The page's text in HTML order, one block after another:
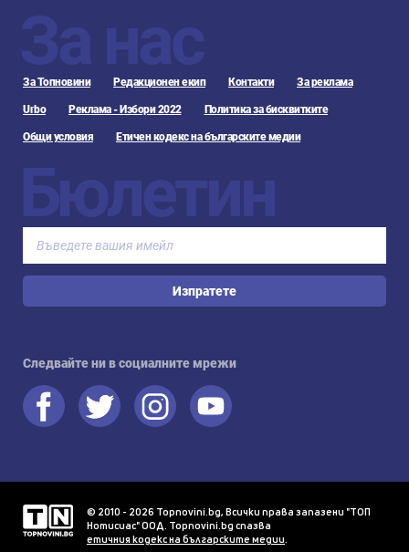
За нас
За Топновини Редакционен екип Контакти За реклама
Urbo Реклама - Избори 2022 Политика за бисквитките
Общи условия Етичен кодекс на българските медии
Бюлетин
Изпратете
Следвайте ни в социалните мрежи
© 2010 - 2026 Topnovini.bg, Всички права запазени "ТОП
Нотисиас" ООД. Topnovini.bg спазва
етичния кодекс на българските медии.